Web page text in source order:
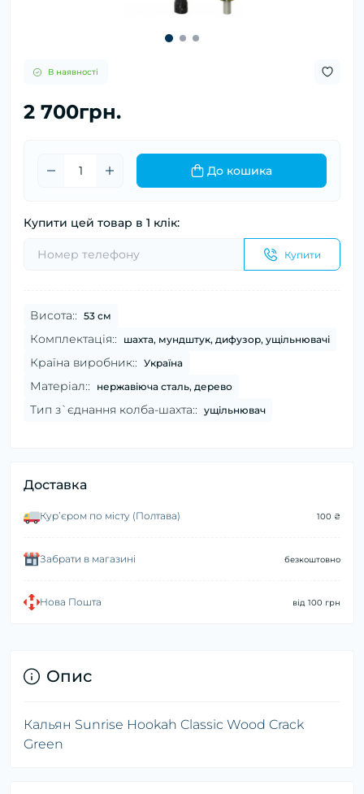
В наявності
2 700грн.
До кошика
Купити цей товар в 1 клік:
Купити
Висота:: 53 см
Комплектація:: шахта, мундштук, дифузор, ущільнювачі
Країна виробник:: Україна
Матеріал:: нержавіюча сталь, дерево
Тип з`єднання колба-шахта:: ущільнювач
Доставка
Курʼєром по місту (Полтава) 100 ₴
Забрати в магазині безкоштовно
Нова Пошта від 100 грн
Опис
Кальян Sunrise Hookah Classic Wood Crack
Green